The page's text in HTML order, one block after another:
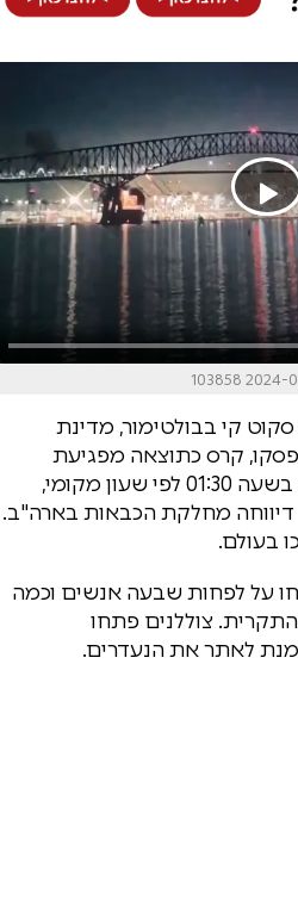
קי בבולטימור, מדינת
קרס כתוצאה מפגיעת
ספינת משא. האסון שאירע בשעה 01:30 לפי שעון מקומי,
דיווחה מחלקת הכבאות בארה"ב.
בעולם.
על לפחות שבעה אנשים וכמה
צוללנים פתחו
לאתר את הנעדרים.